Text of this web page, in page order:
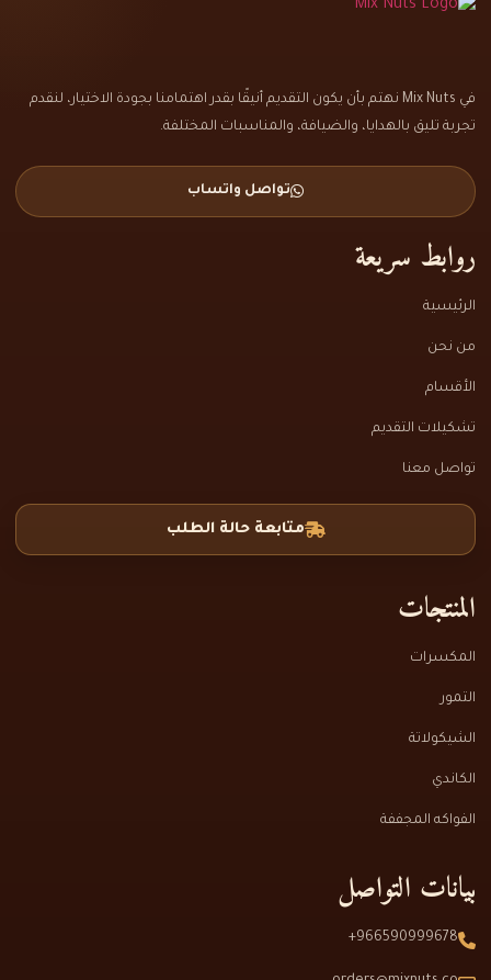
في Mix Nuts نهتم بأن يكون التقديم أنيقًا بقدر اهتمامنا بجودة الاختيار، لنقدم
تجربة تليق بالهدايا، والضيافة، والمناسبات المختلفة.
تواصل واتساب
روابط سريعة
الرئيسية
من نحن
الأقسام
تشكيلات التقديم
تواصل معنا
متابعة حالة الطلب
المنتجات
المكسرات
التمور
الشيكولاتة
الكاندي
الفواكه المجففة
بيانات التواصل
966590999678+